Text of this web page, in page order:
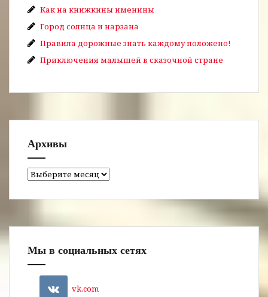
Как на книжкины именины
Город солнца и нарзана
Правила дорожные знать каждому положено!
Приключения малышей в сказочной стране
Архивы
Архивы
Мы в социальных сетях
vk.com